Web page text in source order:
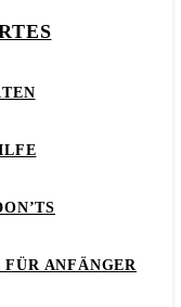
ANFÄNGER